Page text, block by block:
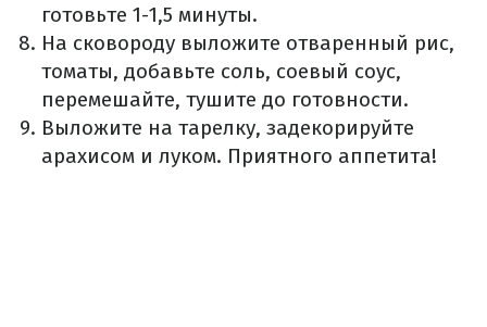
готовьте 1-1,5 минуты.
На сковороду выложите отваренный рис,
томаты, добавьте соль, соевый соус,
перемешайте, тушите до готовности.
Выложите на тарелку, задекорируйте
арахисом и луком. Приятного аппетита!